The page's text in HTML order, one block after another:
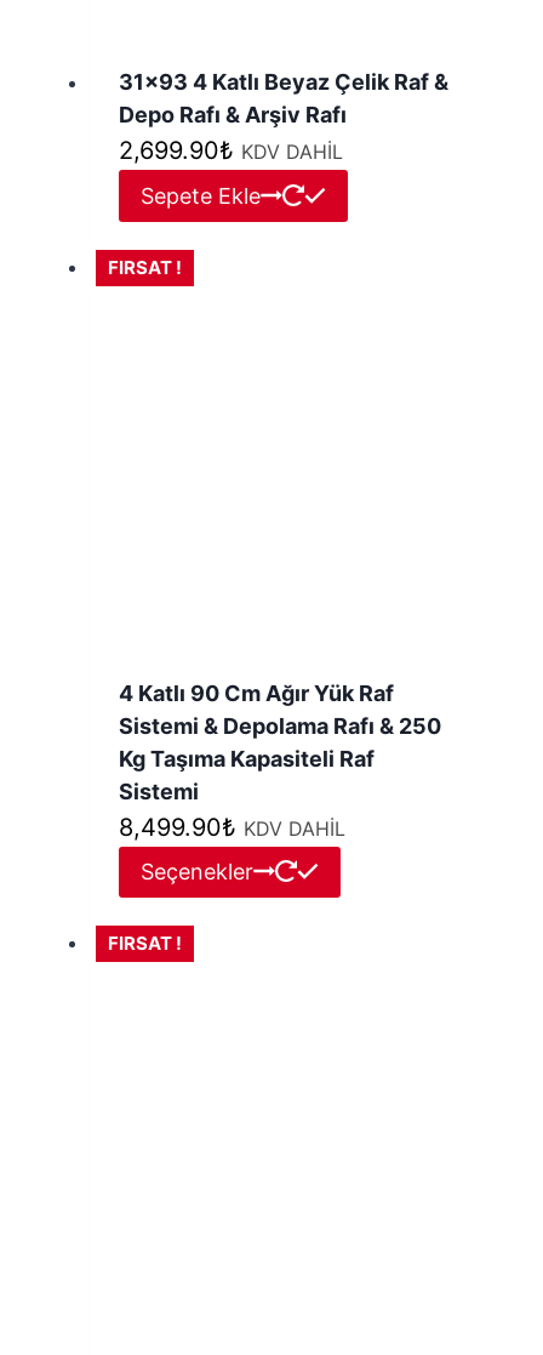
31×93 4 Katlı Beyaz Çelik Raf &
Depo Rafı & Arşiv Rafı
2,699.90₺ KDV DAHİL
Sepete Ekle
FIRSAT !
4 Katlı 90 Cm Ağır Yük Raf
Sistemi & Depolama Rafı & 250
Kg Taşıma Kapasiteli Raf
Sistemi
8,499.90₺ KDV DAHİL
Seçenekler
ürünün
FIRSAT !